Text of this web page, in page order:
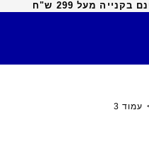
מעל 299 ש"ח
עמוד 3